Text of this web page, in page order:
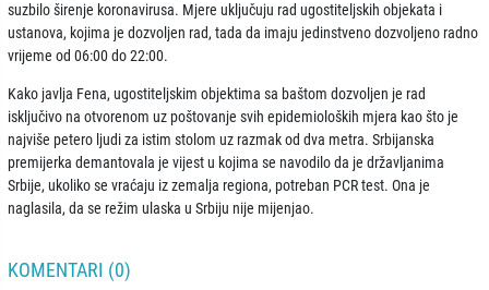
suzbilo širenje koronavirusa. Mjere uključuju rad ugostiteljskih objekata i
ustanova, kojima je dozvoljen rad, tada da imaju jedinstveno dozvoljeno radno
vrijeme od 06:00 do 22:00.
Kako javlja Fena, ugostiteljskim objektima sa baštom dozvoljen je rad
isključivo na otvorenom uz poštovanje svih epidemioloških mjera kao što je
najviše petero ljudi za istim stolom uz razmak od dva metra. Srbijanska
premijerka demantovala je vijest u kojima se navodilo da je državljanima
Srbije, ukoliko se vraćaju iz zemalja regiona, potreban PCR test. Ona je
naglasila, da se režim ulaska u Srbiju nije mijenjao.
KOMENTARI (0)